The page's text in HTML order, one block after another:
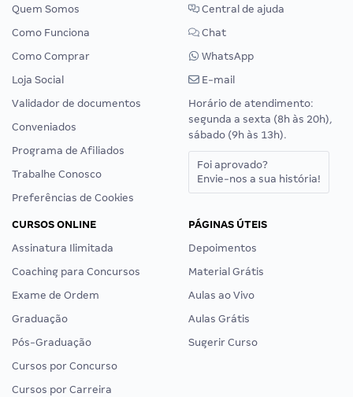
Quem Somos
Como Funciona
Como Comprar
Loja Social
Validador de documentos
Conveniados
Programa de Afiliados
Trabalhe Conosco
Preferências de Cookies
Central de ajuda
Chat
WhatsApp
E-mail
Horário de atendimento:
segunda a sexta (8h às 20h),
sábado (9h às 13h).
Foi aprovado?
Envie-nos a sua história!
CURSOS ONLINE
Assinatura Ilimitada
Coaching para Concursos
Exame de Ordem
Graduação
Pós-Graduação
Cursos por Concurso
Cursos por Carreira
PÁGINAS ÚTEIS
Depoimentos
Material Grátis
Aulas ao Vivo
Aulas Grátis
Sugerir Curso